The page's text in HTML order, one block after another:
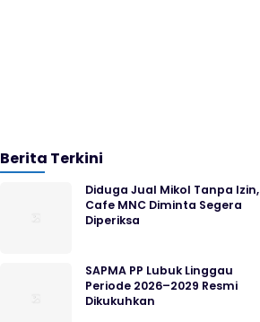
Berita Terkini
Diduga Jual Mikol Tanpa Izin,
Cafe MNC Diminta Segera
Diperiksa
SAPMA PP Lubuk Linggau
Periode 2026–2029 Resmi
Dikukuhkan